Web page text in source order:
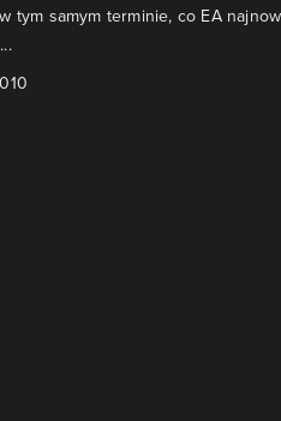
tym samym terminie, co EA